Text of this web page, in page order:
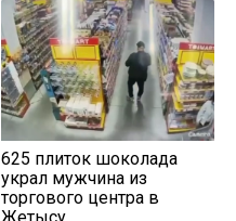
625 плиток шоколада
украл мужчина из
торгового центра в
Жетысу